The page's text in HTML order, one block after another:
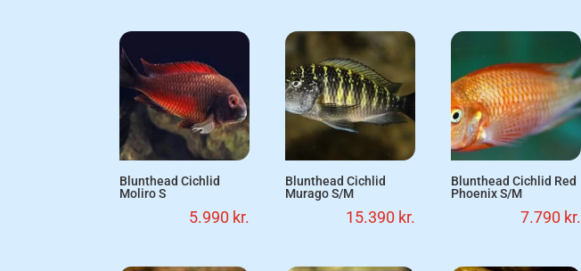
Blunthead Cichlid
Moliro S
5.990 kr.
Blunthead Cichlid
Murago S/M
15.390 kr.
Blunthead Cichlid Red
Phoenix S/M
7.790 kr.